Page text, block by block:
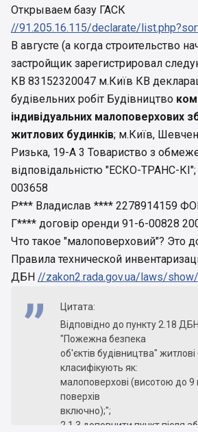
Открываем базу ГАСК
//91.205.16.115/declarate/
В августе (а когда строительство
застройщик зарегистрировал
КВ 83152320047 м.Київ КВ
будівельних робіт Будівництво
індивідуальних малоповерхових
житлових будинків; м.Київ,
Ризька, 19-А 3 Товариство з
відповідальністю "ЕСКО-ТРАНС-
003658
Р*** Владислав **** 2278914159
Г**** договір оренди 91-6-00828
Что такое "малоповерховий"? Это
Правила технической
ДБН //zakon2.rada.gov.ua/laws/
Цитата:
Відповідно до пункту 2.18
"Пожежна безпека
об'єктів будівництва"
класифікують як:
малоповерхові (висотою до 9
поверхів
включно);";
2.1.3 доповнити пункт після